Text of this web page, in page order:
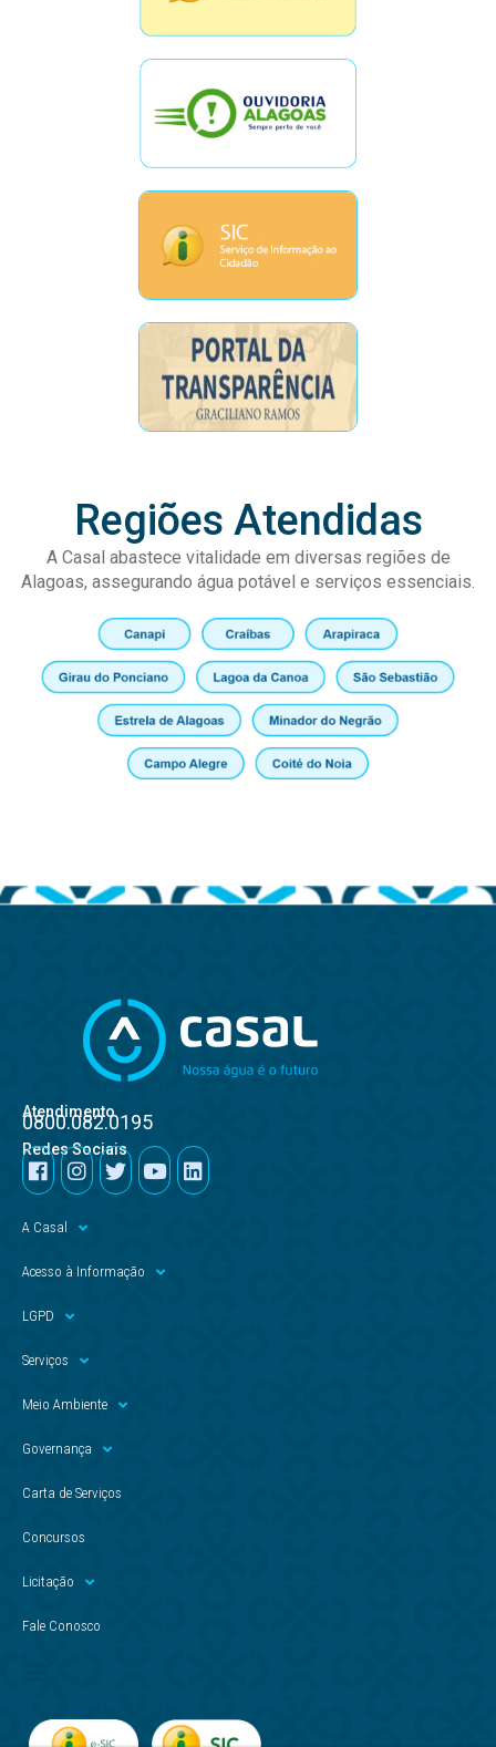
Regiões Atendidas
A Casal abastece vitalidade em diversas regiões de
Alagoas, assegurando água potável e serviços essenciais.
Atendimento
0800.082.0195
Redes Sociais
A Casal
Acesso à Informação
LGPD
Serviços
Meio Ambiente
Governança
Carta de Serviços
Concursos
Licitação
Fale Conosco